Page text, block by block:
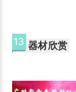
13 器材欣赏